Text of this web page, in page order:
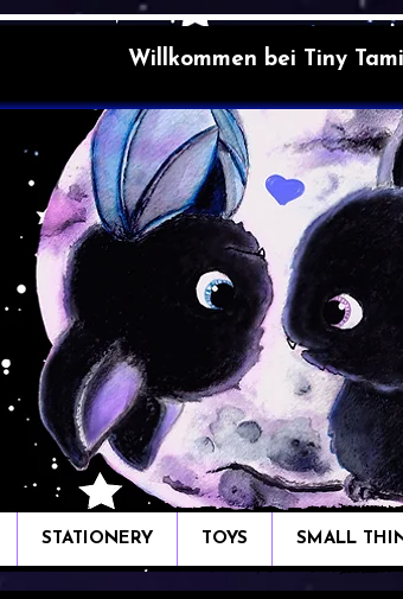
Willkommen bei Tiny Tami
STATIONERY TOYS SMALL